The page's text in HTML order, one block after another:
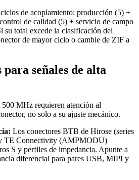
de acoplamiento: producción (5) +
de calidad (5) + servicio de campo
total excede la clasificación del
de mayor ciclo o cambie de ZIF a
para señales de alta
500 MHz requieren atención al
no solo a su ajuste mecánico.
Los conectores BTB de Hirose (series
TE Connectivity (AMPMODU)
S y perfiles de impedancia. Apunte a
diferencial para pares USB, MIPI y